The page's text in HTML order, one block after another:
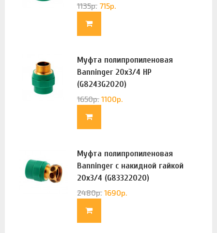
1135р. 715р.
Муфта полипропиленовая
Banninger 20х3/4 НР
(G8243G2020)
1650р. 1100р.
Муфта полипропиленовая
Banninger с накидной гайкой
20х3/4 (G83322020)
2480р. 1690р.